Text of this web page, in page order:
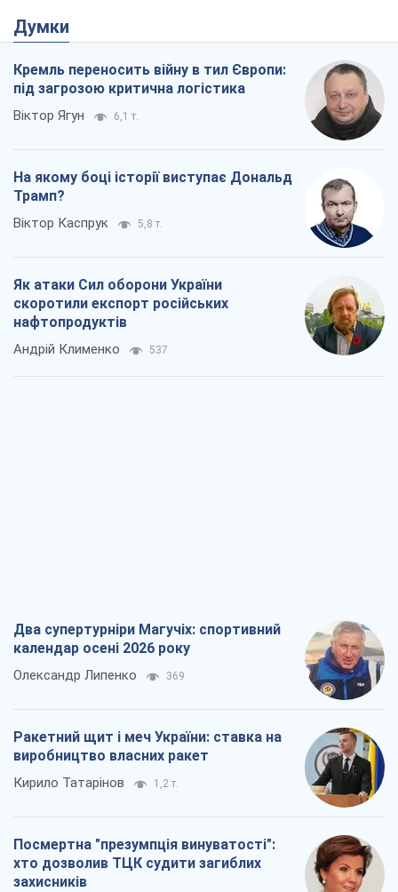
Думки
Кремль переносить війну в тил Європи:
під загрозою критична логістика
Віктор Ягун 6,1 т.
На якому боці історії виступає Дональд
Трамп?
Віктор Каспрук 5,8 т.
Як атаки Сил оборони України
скоротили експорт російських
нафтопродуктів
Андрій Клименко 537
Два супертурніри Магучіх: спортивний
календар осені 2026 року
Олександр Липенко 369
Ракетний щит і меч України: ставка на
виробництво власних ракет
Кирило Татарінов 1,2 т.
Посмертна "презумпція винуватості":
хто дозволив ТЦК судити загиблих
захисників